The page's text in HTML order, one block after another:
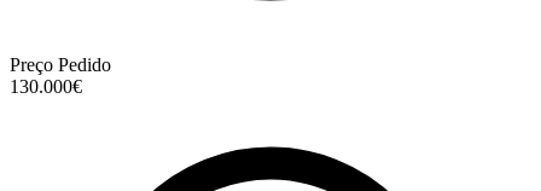
Preço Pedido
130.000€